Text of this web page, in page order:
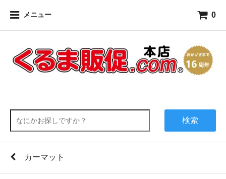
メニュー 0
検索
カーマット